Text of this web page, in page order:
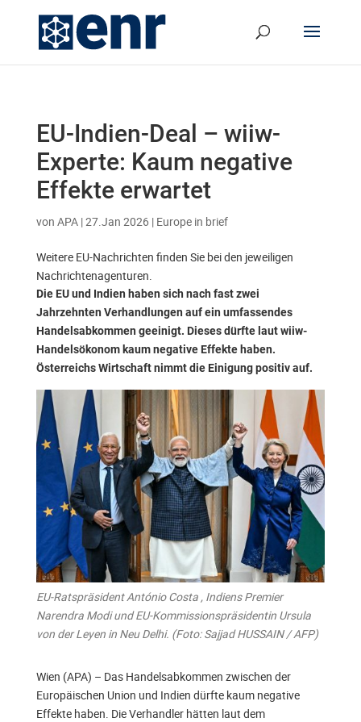
EU-Indien-Deal – wiiw-
Experte: Kaum negative
Effekte erwartet
von APA|27.Jan 2026 | Europe in brief
Weitere EU-Nachrichten finden Sie bei den jeweiligen
Nachrichtenagenturen.
Die EU und Indien haben sich nach fast zwei
Jahrzehnten Verhandlungen auf ein umfassendes
Handelsabkommen geeinigt. Dieses dürfte laut wiiw-
Handelsökonom kaum negative Effekte haben.
Österreichs Wirtschaft nimmt die Einigung positiv auf.
EU-Ratspräsident António Costa , Indiens Premier
Narendra Modi und EU-Kommissionspräsidentin Ursula
von der Leyen in Neu Delhi. (Foto: Sajjad HUSSAIN / AFP)
Wien (APA) – Das Handelsabkommen zwischen der
Europäischen Union und Indien dürfte kaum negative
Effekte haben. Die Verhandler hätten laut dem